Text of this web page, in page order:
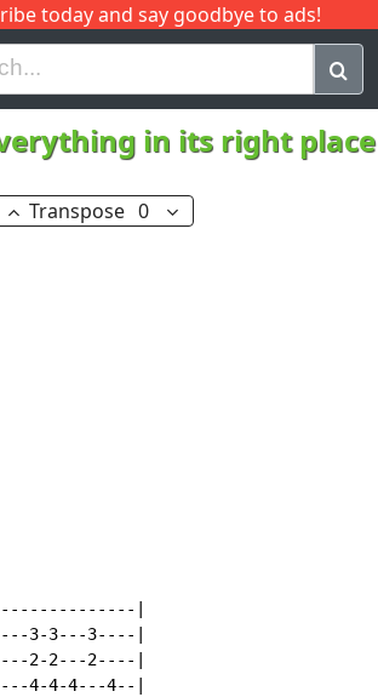
today and say goodbye to ads!
J Q
in its right place
Transpose 0
|
3-3---3----|
2-2---2----|
4-4-4---4--|